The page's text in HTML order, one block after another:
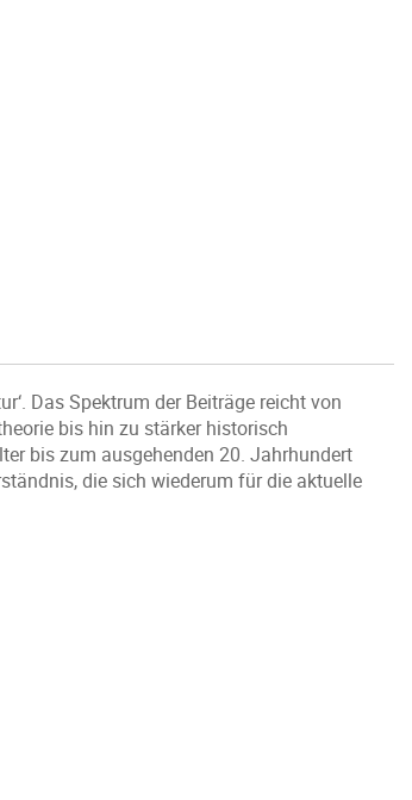
Das Spektrum der Beiträge reicht von
bis hin zu stärker historisch
bis zum ausgehenden 20. Jahrhundert
die sich wiederum für die aktuelle